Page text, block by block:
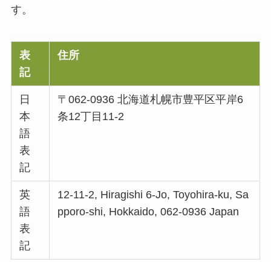
す。
表
記
住所
日
本
語
表
記
〒062-0936 北海道札幌市豊平区平岸6
条12丁目11-2
英
語
表
記
12-11-2, Hiragishi 6-Jo, Toyohira-ku, Sa
pporo-shi, Hokkaido, 062-0936 Japan